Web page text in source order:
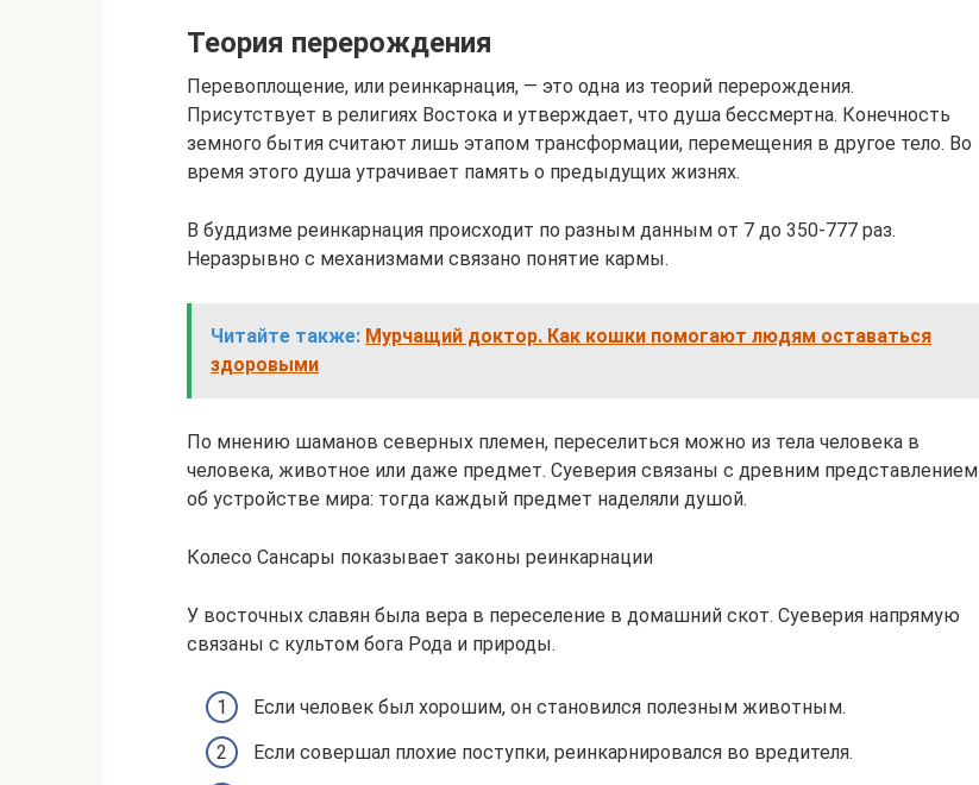
Теория перерождения
Перевоплощение, или реинкарнация, — это одна из теорий перерождения.
Присутствует в религиях Востока и утверждает, что душа бессмертна. Конечность
земного бытия считают лишь этапом трансформации, перемещения в другое тело. Во
время этого душа утрачивает память о предыдущих жизнях.
В буддизме реинкарнация происходит по разным данным от 7 до 350-777 раз.
Неразрывно с механизмами связано понятие кармы.
Читайте также: Мурчащий доктор. Как кошки помогают людям оставаться
здоровыми
По мнению шаманов северных племен, переселиться можно из тела человека в
человека, животное или даже предмет. Суеверия связаны с древним представлением
об устройстве мира: тогда каждый предмет наделяли душой.
Колесо Сансары показывает законы реинкарнации
У восточных славян была вера в переселение в домашний скот. Суеверия напрямую
связаны с культом бога Рода и природы.
Если человек был хорошим, он становился полезным животным.
Если совершал плохие поступки, реинкарнировался во вредителя.